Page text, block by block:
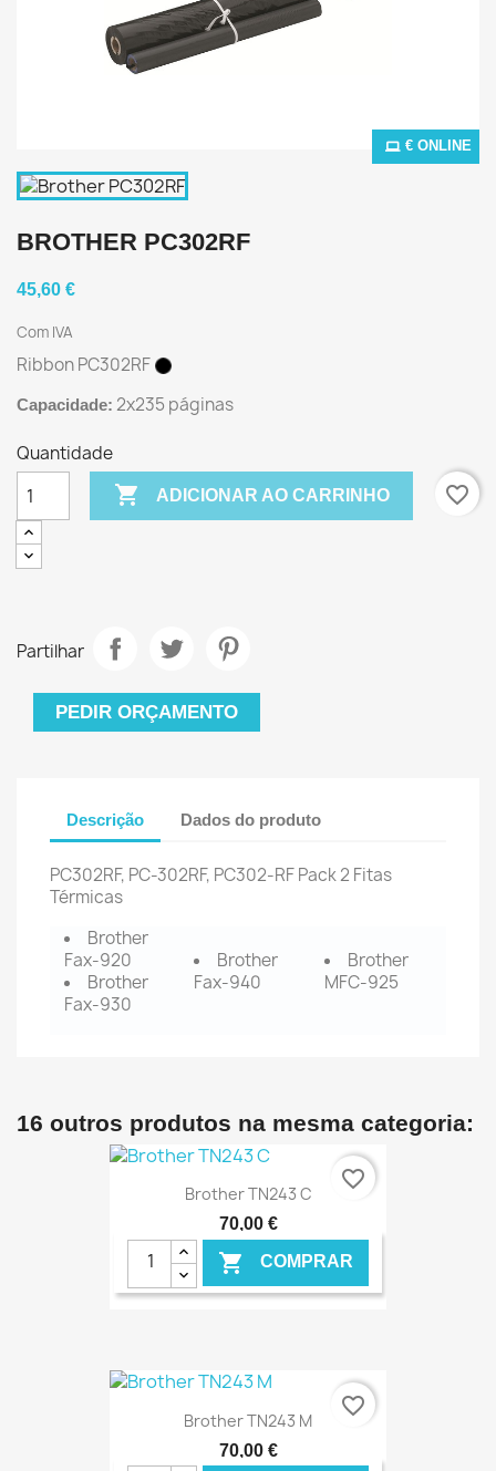
€ ONLINE
BROTHER PC302RF
45,60 €
Com IVA
Ribbon PC302RF
Capacidade: 2x235 páginas
Quantidade
 ADICIONAR AO CARRINHO favorite_border
Partilhar
PEDIR ORÇAMENTO
Descrição Dados do produto
PC302RF, PC-302RF, PC302-RF Pack 2 Fitas
Térmicas
Brother
Fax-920
Brother
Fax-930
Brother
Fax-940
Brother
MFC-925
16 outros produtos na mesma categoria:
Brother TN243 C
70,00 €
 COMPRAR
€ ONLINE
favorite_border
Brother TN243 M
70,00 €
favorite_border